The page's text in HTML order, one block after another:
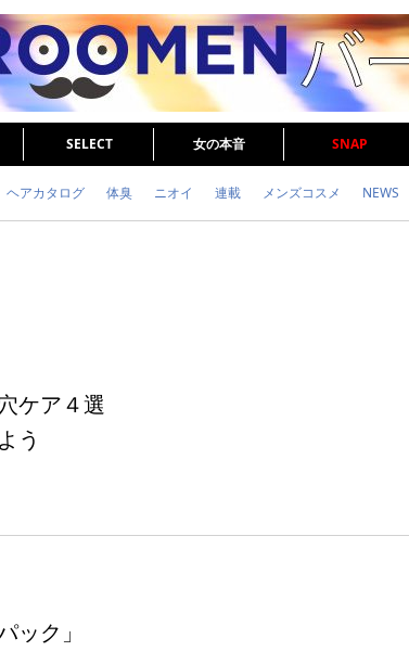
SELECT 女の本音 SNAP
ヘアカタログ 体臭 ニオイ 連載 メンズコスメ NEWS
ケア４選
う
ック」